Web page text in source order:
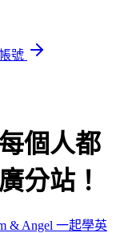
號
個人都
分站！
& Angel 一起學英